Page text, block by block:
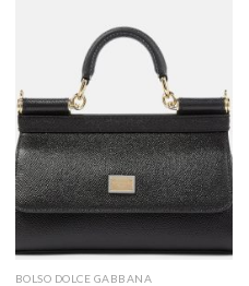
BOLSO DOLCE GABBANA